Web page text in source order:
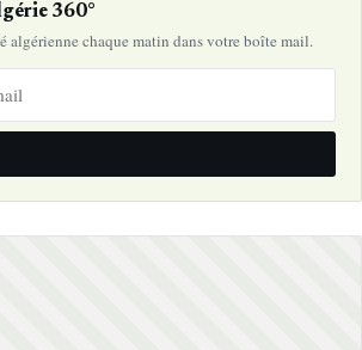
360°
algérienne chaque matin dans votre boîte mail.